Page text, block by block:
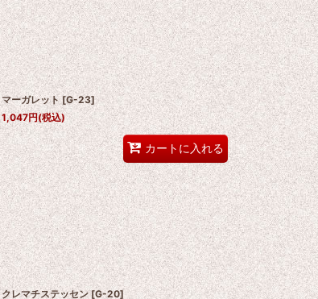
マーガレット [G-23]
1,047円(税込)
カートに入れる
クレマチステッセン [G-20]